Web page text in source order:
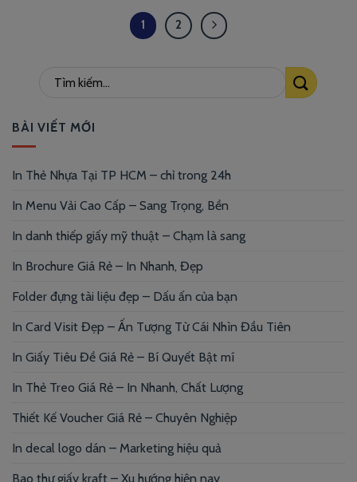
1 2
BÀI VIẾT MỚI
In Thẻ Nhựa Tại TP HCM – chỉ trong 24h
In Menu Vải Cao Cấp – Sang Trọng, Bền
In danh thiếp giấy mỹ thuật – Chạm là sang
In Brochure Giá Rẻ – In Nhanh, Đẹp
Folder đựng tài liệu đẹp – Dấu ấn của bạn
In Card Visit Đẹp – Ấn Tượng Từ Cái Nhìn Đầu Tiên
In Giấy Tiêu Đề Giá Rẻ – Bí Quyết Bật mí
In Thẻ Treo Giá Rẻ – In Nhanh, Chất Lượng
Thiết Kế Voucher Giá Rẻ – Chuyên Nghiệp
In decal logo dán – Marketing hiệu quả
Bao thư giấy kraft – Xu hướng hiện nay